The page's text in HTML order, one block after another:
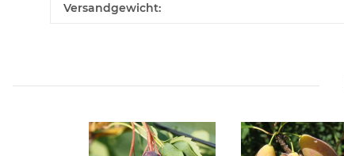
Produkteigenschaft
Wert
Versandgewicht: